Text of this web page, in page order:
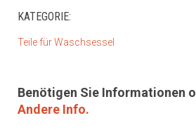
KATEGORIE:
Teile für Waschsessel
Benötigen Sie Informationen
Andere Info.